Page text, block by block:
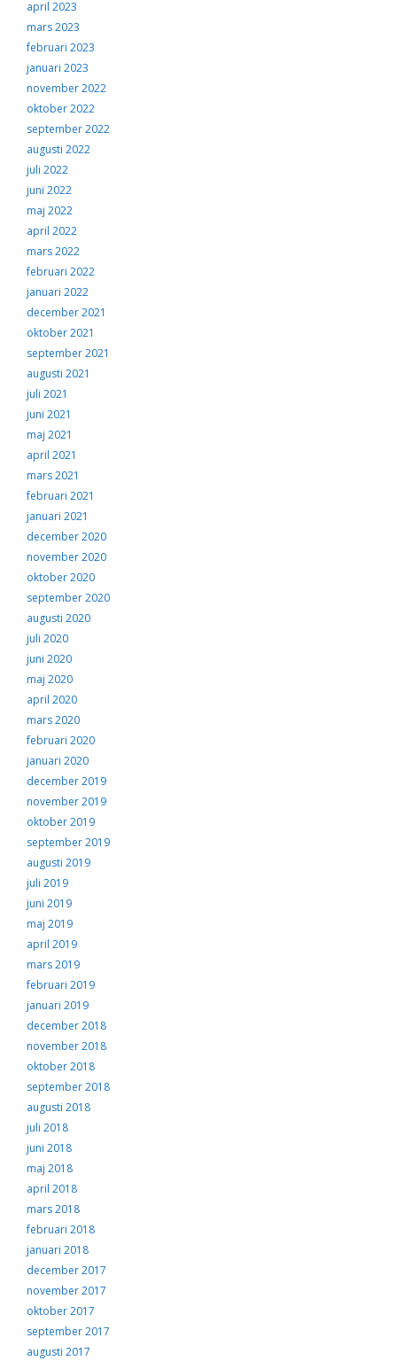
april 2023
mars 2023
februari 2023
januari 2023
november 2022
oktober 2022
september 2022
augusti 2022
juli 2022
juni 2022
maj 2022
april 2022
mars 2022
februari 2022
januari 2022
december 2021
oktober 2021
september 2021
augusti 2021
juli 2021
juni 2021
maj 2021
april 2021
mars 2021
februari 2021
januari 2021
december 2020
november 2020
oktober 2020
september 2020
augusti 2020
juli 2020
juni 2020
maj 2020
april 2020
mars 2020
februari 2020
januari 2020
december 2019
november 2019
oktober 2019
september 2019
augusti 2019
juli 2019
juni 2019
maj 2019
april 2019
mars 2019
februari 2019
januari 2019
december 2018
november 2018
oktober 2018
september 2018
augusti 2018
juli 2018
juni 2018
maj 2018
april 2018
mars 2018
februari 2018
januari 2018
december 2017
november 2017
oktober 2017
september 2017
augusti 2017